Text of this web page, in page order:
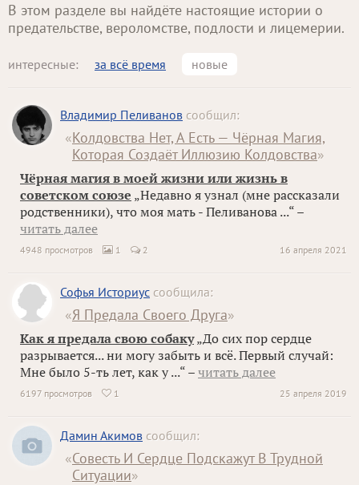
В этом разделе вы найдёте настоящие истории о
предательстве, вероломстве, подлости и лицемерии.
интересные: за всё время новые
Владимир Пеливанов сообщил:
«Колдовства Нет, А Есть — Чёрная Магия,
Которая Создаёт Иллюзию Колдовства»
Чёрная магия в моей жизни или жизнь в
советском союзе „Недавно я узнал (мне рассказали
родственники), что моя мать - Пеливанова ...“ –
читать далее
16 апреля 2021
4948 просмотров  1 2
Софья Историус сообщила:
«Я Предала Своего Друга»
Как я предала свою собаку„До сих пор сердце
разрывается... ни могу забыть и всё. Первый случай:
Мне было 5-ть лет, как у ...“ – читать далее
25 апреля 2019
6197 просмотров  1
Дамин Акимов сообщил:
«Совесть И Сердце Подскажут В Трудной
Ситуации»